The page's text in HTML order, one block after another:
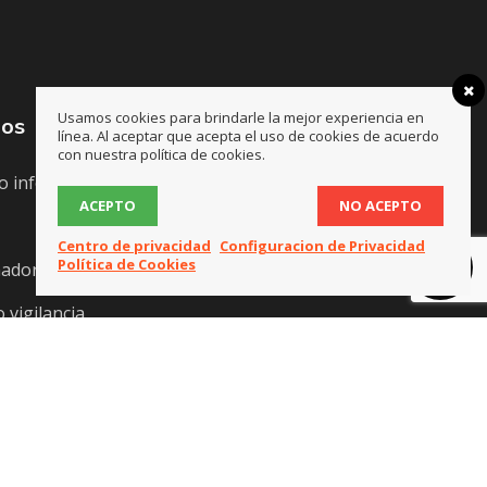
informático
vigilancia
Usamos cookies para brindarle la mejor experiencia en
línea. Al aceptar que acepta el uso de cookies de acuerdo
con nuestra política de cookies.
ACEPTO NO ACEPTO
Centro de privacidad Configuracion de Privacidad
Política de Cookies